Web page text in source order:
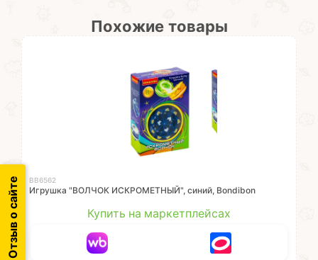
Похожие товары
ВВ6562
Игрушка "ВОЛЧОК ИСКРОМЕТНЫЙ", синий, Bondibon
Купить на маркетплейсах
Отзыв о сайте